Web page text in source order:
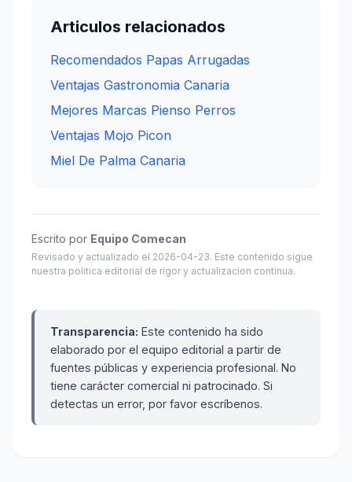
Articulos relacionados
Recomendados Papas Arrugadas
Ventajas Gastronomia Canaria
Mejores Marcas Pienso Perros
Ventajas Mojo Picon
Miel De Palma Canaria
Escrito por Equipo Comecan
Revisado y actualizado el 2026-04-23. Este contenido sigue
nuestra politica editorial de rigor y actualizacion continua.
Transparencia: Este contenido ha sido
elaborado por el equipo editorial a partir de
fuentes públicas y experiencia profesional. No
tiene carácter comercial ni patrocinado. Si
detectas un error, por favor escríbenos.